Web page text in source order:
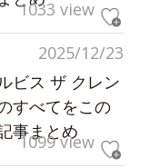
1033 view
2025/12/23
ビス ザ クレン
すべてをこの
事まとめ
1099 view